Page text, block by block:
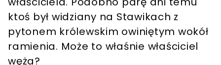
ktoś był widziany na Stawikach z
pytonem królewskim owiniętym wokół
ramienia. Może to właśnie właściciel
węża?